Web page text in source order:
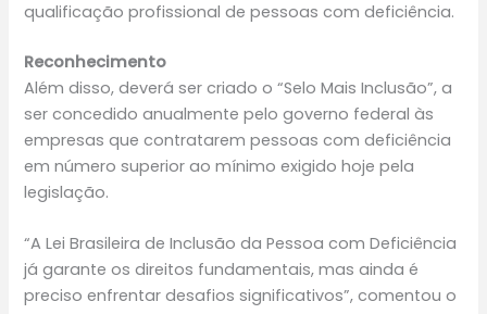
qualificação profissional de pessoas com deficiência.
Reconhecimento
Além disso, deverá ser criado o “Selo Mais Inclusão”, a
ser concedido anualmente pelo governo federal às
empresas que contratarem pessoas com deficiência
em número superior ao mínimo exigido hoje pela
legislação.
“A Lei Brasileira de Inclusão da Pessoa com Deficiência
já garante os direitos fundamentais, mas ainda é
preciso enfrentar desafios significativos”, comentou o